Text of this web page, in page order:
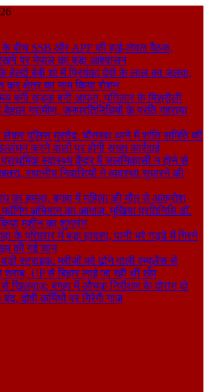
के बीच SSB और APF की हाई-लेवल बैठक,
पर नेपाल का बड़ा आश्वासन
हेल्दी बेबी शो में प्रियंका देवी के लाल का जलवा,
कर क्षेत्र का नाम किया रोशन
बनी सड़क बनी आफत, पतिलार के मिश्रौली
ग्रामीण, जनप्रतिनिधियों के प्रति गहराया
पुलिस मुस्तैद: चौतरवा थाने में शांति समिति की
करने वालों पर होगी सख्त कार्रवाई
स्वास्थ्य केंद्र में जलनिकासी न होने से
खतरा, स्थानीय निवासियों ने व्यवस्था सुधारने की
का हमला, बगहा में महिला की मौत से आक्रोश
अभियान का आगाज, मुखिया प्रतिनिधि डॉ.
मशीन का शुभारंभ
के पतिलार में बड़ा हादसा, पानी भरे गड्ढे में गिरने
की गई जान
स्ट्राइक: मरीजों को ढोने वाली एम्बुलेंस से
UP से बिहार लाई जा रही थी खेप
खिलवाड़: बगहा में औचक निरीक्षण के दौरान दो
दोषी कर्मियों पर गिरेगी गाज